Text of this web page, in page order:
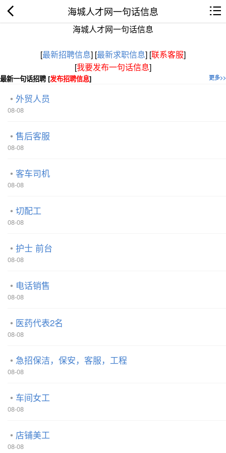
海城人才网一句话信息
海城人才网一句话信息
[最新招聘信息] [最新求职信息] [联系客服]
[我要发布一句话信息]
更多>>
最新一句话招聘 [发布招聘信息]
外贸人员
08-08
售后客服
08-08
客车司机
08-08
切配工
08-08
护士 前台
08-08
电话销售
08-08
医药代表2名
08-08
急招保洁，保安，客服，工程
08-08
车间女工
08-08
店铺美工
08-08